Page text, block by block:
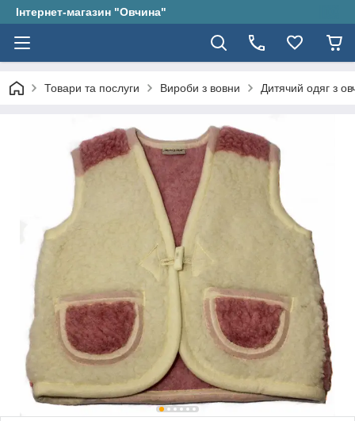
Інтернет-магазин "Овчина"
Товари та послуги Вироби з вовни Дитячий одяг з